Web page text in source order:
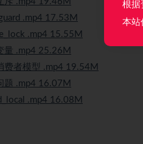
.mp4 17.53M
.mp4 15.55M
量 .mp4 25.26M
费者模型 .mp4 19.54M
题 .mp4 16.07M
.mp4 16.08M
根据
本站